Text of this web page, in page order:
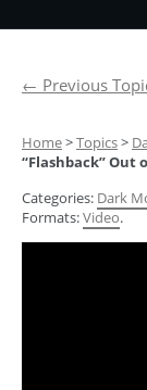
← Previous
Home>Topics>
“Flashback” Out
Categories: Dark
Formats:Video.